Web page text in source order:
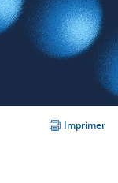
Imprimer